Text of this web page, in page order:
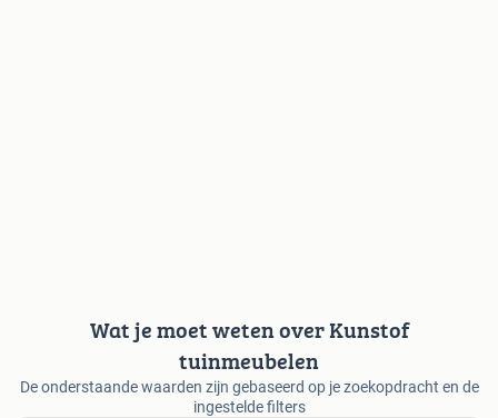
Wat je moet weten over Kunstof
tuinmeubelen
De onderstaande waarden zijn gebaseerd op je zoekopdracht en de
ingestelde filters